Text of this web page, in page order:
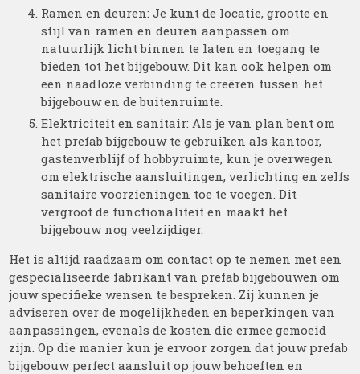
Ramen en deuren: Je kunt de locatie, grootte en
stijl van ramen en deuren aanpassen om
natuurlijk licht binnen te laten en toegang te
bieden tot het bijgebouw. Dit kan ook helpen om
een naadloze verbinding te creëren tussen het
bijgebouw en de buitenruimte.
Elektriciteit en sanitair: Als je van plan bent om
het prefab bijgebouw te gebruiken als kantoor,
gastenverblijf of hobbyruimte, kun je overwegen
om elektrische aansluitingen, verlichting en zelfs
sanitaire voorzieningen toe te voegen. Dit
vergroot de functionaliteit en maakt het
bijgebouw nog veelzijdiger.
Het is altijd raadzaam om contact op te nemen met een
gespecialiseerde fabrikant van prefab bijgebouwen om
jouw specifieke wensen te bespreken. Zij kunnen je
adviseren over de mogelijkheden en beperkingen van
aanpassingen, evenals de kosten die ermee gemoeid
zijn. Op die manier kun je ervoor zorgen dat jouw prefab
bijgebouw perfect aansluit op jouw behoeften en